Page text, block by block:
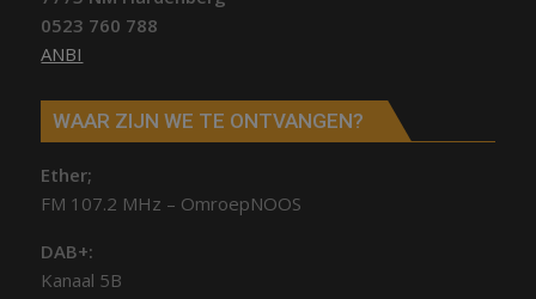
0523 760 788
ANBI
WAAR ZIJN WE TE ONTVANGEN?
Ether;
FM 107.2 MHz – OmroepNOOS
DAB+:
Kanaal 5B